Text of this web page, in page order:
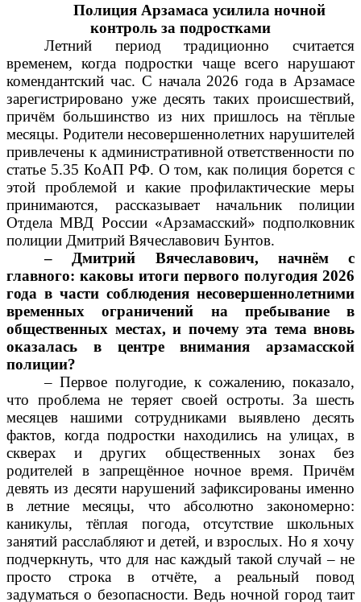
Полиция Арзамаса усилила ночной
контроль за подростками
Летний период традиционно считается
временем, когда подростки чаще всего нарушают
комендантский час. С начала 2026 года в Арзамасе
зарегистрировано уже десять таких происшествий,
причём большинство из них пришлось на тёплые
месяцы. Родители несовершеннолетних нарушителей
привлечены к административной ответственности по
статье 5.35 КоАП РФ. О том, как полиция борется с
этой проблемой и какие профилактические меры
принимаются, рассказывает начальник полиции
Отдела МВД России «Арзамасский» подполковник
полиции Дмитрий Вячеславович Бунтов.
– Дмитрий Вячеславович, начнём с
главного: каковы итоги первого полугодия 2026
года в части соблюдения несовершеннолетними
временных ограничений на пребывание в
общественных местах, и почему эта тема вновь
оказалась в центре внимания арзамасской
полиции?
– Первое полугодие, к сожалению, показало,
что проблема не теряет своей остроты. За шесть
месяцев нашими сотрудниками выявлено десять
фактов, когда подростки находились на улицах, в
скверах и других общественных зонах без
родителей в запрещённое ночное время. Причём
девять из десяти нарушений зафиксированы именно
в летние месяцы, что абсолютно закономерно:
каникулы, тёплая погода, отсутствие школьных
занятий расслабляют и детей, и взрослых. Но я хочу
подчеркнуть, что для нас каждый такой случай – не
просто строка в отчёте, а реальный повод
задуматься о безопасности. Ведь ночной город таит